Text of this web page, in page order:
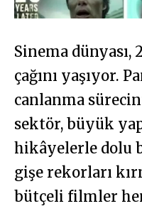
Sinema dünyası,
çağını yaşıyor.
canlanma
sektör, büyük
hikâyelerle dolu
gişe rekorları
bütçeli filmler